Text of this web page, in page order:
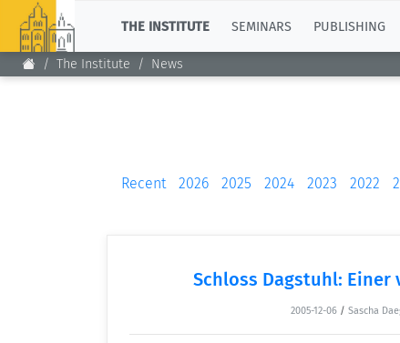
THE INSTITUTE SEMINARS PUBLISHING
The Institute News
Recent 2026 2025 2024 2023 2022
Schloss Dagstuhl: Einer
2005-12-06 / Sascha